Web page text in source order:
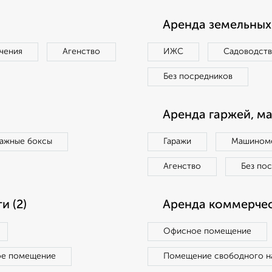
Агенство
Аренда земельных
ИЖС
Без посредников
боксы
Аренда гаржей,
Гаражи
Агенство Без
(2)
помещение
Аренда
Офисное помещение
Помещение свободного